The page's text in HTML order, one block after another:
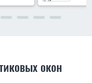
окон